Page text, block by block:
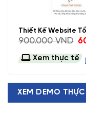
Thiết Kế Website
900.000VND
là:
Xem thực tế
XEM DEMO THỰC